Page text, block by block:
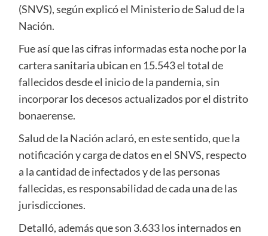
(SNVS), según explicó el Ministerio de Salud de la
Nación.
Fue así que las cifras informadas esta noche por la
cartera sanitaria ubican en 15.543 el total de
fallecidos desde el inicio de la pandemia, sin
incorporar los decesos actualizados por el distrito
bonaerense.
Salud de la Nación aclaró, en este sentido, que la
notificación y carga de datos en el SNVS, respecto
a la cantidad de infectados y de las personas
fallecidas, es responsabilidad de cada una de las
jurisdicciones.
Detalló, además que son 3.633 los internados en